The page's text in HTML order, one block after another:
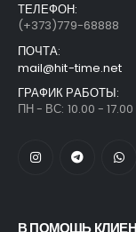
ТЕЛЕФОН:
(+373)779-68888
ПОЧТА:
mail@hit-time.net
ГРАФИК РАБОТЫ:
ПН - ВС: 10.00 - 17.00
В ПОМОЩЬ